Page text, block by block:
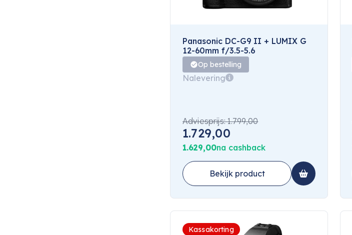
Panasonic DC-G9 II + LUMIX G
12-60mm f/3.5-5.6
Op bestelling
Nalevering
Adviesprijs: 1.799,00
1.729,00
1.629,00na cashback
Bekijk product
Kassakorting